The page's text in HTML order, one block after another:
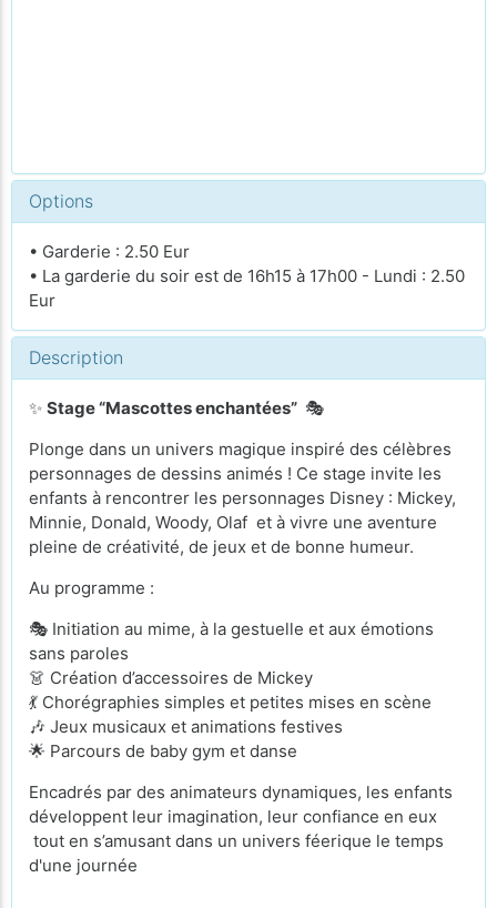
Options
• Garderie : 2.50 Eur
• La garderie du soir est de 16h15 à 17h00 - Lundi : 2.50
Eur
Description
✨ Stage “Mascottes enchantées” 🎭
Plonge dans un univers magique inspiré des célèbres
personnages de dessins animés ! Ce stage invite les
enfants à rencontrer les personnages Disney : Mickey,
Minnie, Donald, Woody, Olaf et à vivre une aventure
pleine de créativité, de jeux et de bonne humeur.
Au programme :
🎭 Initiation au mime, à la gestuelle et aux émotions
sans paroles
👗 Création d’accessoires de Mickey
💃 Chorégraphies simples et petites mises en scène
🎶 Jeux musicaux et animations festives
🌟 Parcours de baby gym et danse
Encadrés par des animateurs dynamiques, les enfants
développent leur imagination, leur confiance en eux
tout en s’amusant dans un univers féerique le temps
d'une journée